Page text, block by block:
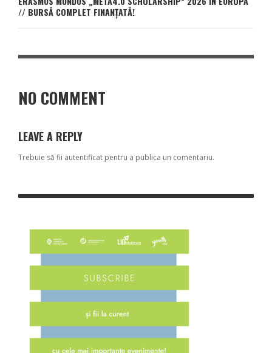
// BURSĂ COMPLET FINANȚATĂ!
NO COMMENT
LEAVE A REPLY
Trebuie să fii autentificat pentru a publica un comentariu.